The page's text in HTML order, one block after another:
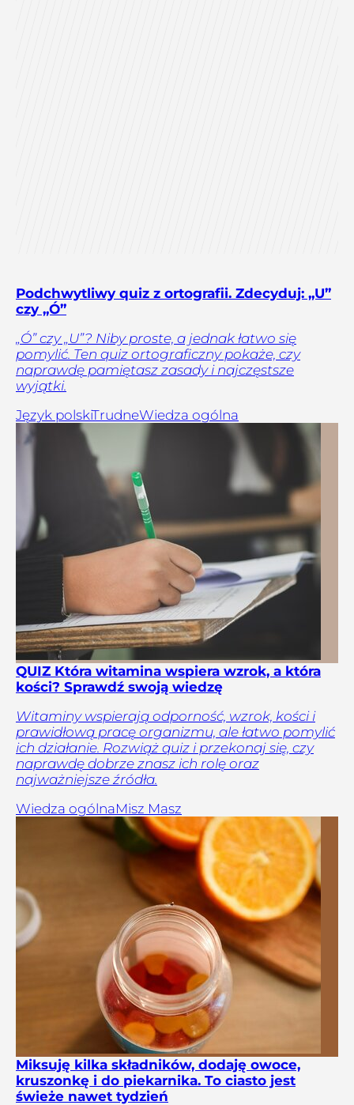
Podchwytliwy quiz z ortografii. Zdecyduj: „U”
czy „Ó”
„Ó” czy „U”? Niby proste, a jednak łatwo się
pomylić. Ten quiz ortograficzny pokaże, czy
naprawdę pamiętasz zasady i najczęstsze
wyjątki.
Język polskiTrudneWiedza ogólna
QUIZ Która witamina wspiera wzrok, a która
kości? Sprawdź swoją wiedzę
Witaminy wspierają odporność, wzrok, kości i
prawidłową pracę organizmu, ale łatwo pomylić
ich działanie. Rozwiąż quiz i przekonaj się, czy
naprawdę dobrze znasz ich rolę oraz
najważniejsze źródła.
Wiedza ogólnaMisz Masz
Miksuję kilka składników, dodaję owoce,
kruszonkę i do piekarnika. To ciasto jest
świeże nawet tydzień